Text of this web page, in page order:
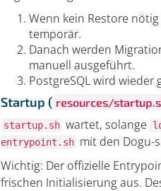
Wenn kein Restore
temporär.
Danach werden
manuell ausgeführt.
PostgreSQL wird wieder
Startup ( resources/
startup.sh wartet, solange
entrypoint.sh mit den Dogu-
Wichtig: Der offizielle
frischen Initialisierung aus.